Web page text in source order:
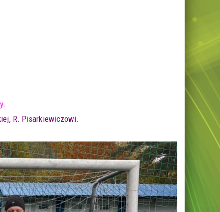
R. Pisarkiewiczowi.